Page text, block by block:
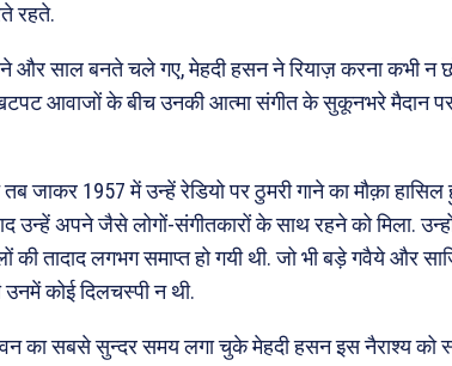
रहते.
और साल बनते चले गए, मेहदी हसन ने रियाज़ करना कभी न
आवाजों के बीच उनकी आत्मा संगीत के सुकूनभरे मैदान पर
जाकर 1957 में उन्हें रेडियो पर ठुमरी गाने का मौक़ा
उन्हें अपने जैसे लोगों-संगीतकारों के साथ रहने को मिला.
की तादाद लगभग समाप्त हो गयी थी. जो भी बड़े गवैये और
कोई दिलचस्पी न थी.
का सबसे सुन्दर समय लगा चुके मेहदी हसन इस नैराश्य को